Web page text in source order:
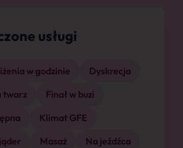
usługi
w godzinie
Dyskrecja
twarz
Finał w buzi
Klimat GFE
Masaż
Na jeźdźca